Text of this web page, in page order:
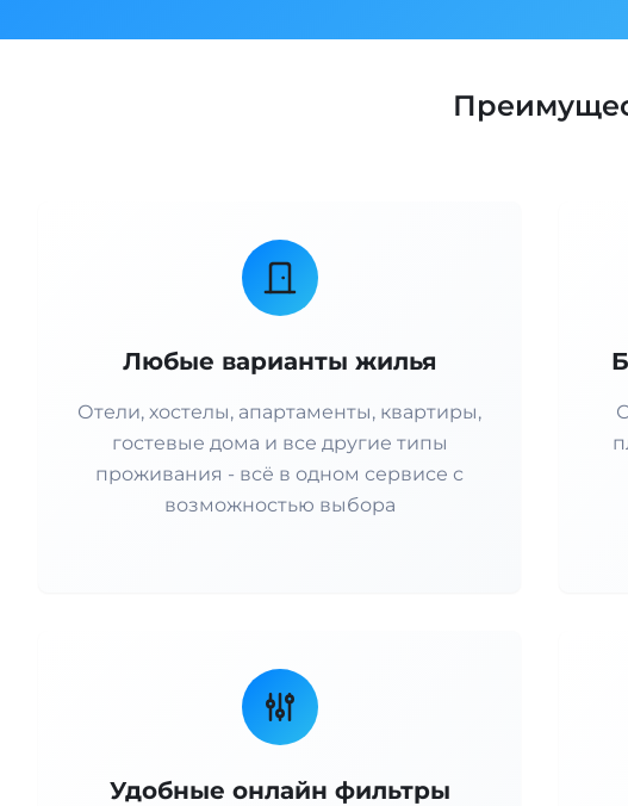
Любые варианты жилья
Отели, хостелы, апартаменты, квартиры,
гостевые дома и все другие типы
проживания - всё в одном сервисе с
возможностью выбора
Удобные онлайн фильтры